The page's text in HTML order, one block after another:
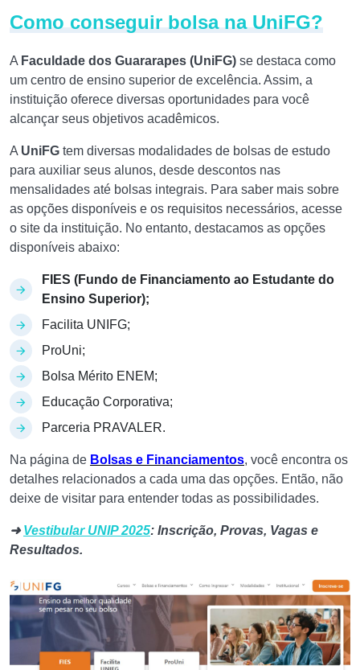
Como conseguir bolsa na UniFG?
A Faculdade dos Guararapes (UniFG) se destaca como
um centro de ensino superior de excelência. Assim, a
instituição oferece diversas oportunidades para você
alcançar seus objetivos acadêmicos.
A UniFG tem diversas modalidades de bolsas de estudo
para auxiliar seus alunos, desde descontos nas
mensalidades até bolsas integrais. Para saber mais sobre
as opções disponíveis e os requisitos necessários, acesse
o site da instituição. No entanto, destacamos as opções
disponíveis abaixo:
FIES (Fundo de Financiamento ao Estudante do
Ensino Superior);
Facilita UNIFG;
ProUni;
Bolsa Mérito ENEM;
Educação Corporativa;
Parceria PRAVALER.
Na página de Bolsas e Financiamentos, você encontra os
detalhes relacionados a cada uma das opções. Então, não
deixe de visitar para entender todas as possibilidades.
➜Vestibular UNIP 2025: Inscrição, Provas, Vagas e
Resultados.